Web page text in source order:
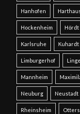
Hanhofen
Hockenheim Hördt
Karlsruhe Kuhardt
Limburgerhof
Mannheim
Neuburg Neustadt
Rheinsheim